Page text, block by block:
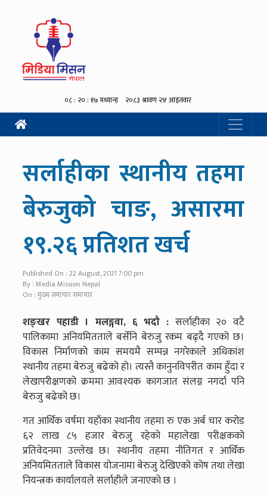
सर्लाहीका स्थानीय तहमा
बेरुजुको चाङ, असारमा
१९.२६ प्रतिशत खर्च
Published On : 22 August, 2021 7:00 pm
By : Media Mission Nepal
On : मुख्य समाचार समाचार
शङ्खर पहाडी । मलङ्गवा, ६भदौ : सर्लाहीका २० वटै
पालिकामा अनियमितताले बर्सेनि बेरुजु रकम बढ्दै गएको छ।
विकास निर्माणको काम समयमै सम्पन्न नगरेकाले अधिकांश
स्थानीय तहमा बेरुजु बढेको हो। त्यस्तै कानुनविपरीत काम हुँदा र
लेखापरीक्षणको क्रममा आवश्यक कागजात संलग्न नगर्दा पनि
बेरुजु बढेको छ।
गत आर्थिक वर्षमा यहाँका स्थानीय तहमा रु एक अर्ब चार करोड
६२ लाख ८५ हजार बेरुजु रहेको महालेखा परीक्षकको
प्रतिवेदनमा उल्लेख छ। स्थानीय तहमा नीतिगत र आर्थिक
अनियमितताले विकास योजनामा बेरुजु देखिएको कोष तथा लेखा
नियन्त्रक कार्यालयले सर्लाहीले जनाएको छ ।